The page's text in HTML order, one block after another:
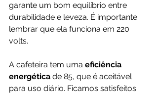
garante um bom equilíbrio entre
durabilidade e leveza. É importante
lembrar que ela funciona em 220
volts.
A cafeteira tem uma eficiência
energética de 85, que é aceitável
para uso diário. Ficamos satisfeitos